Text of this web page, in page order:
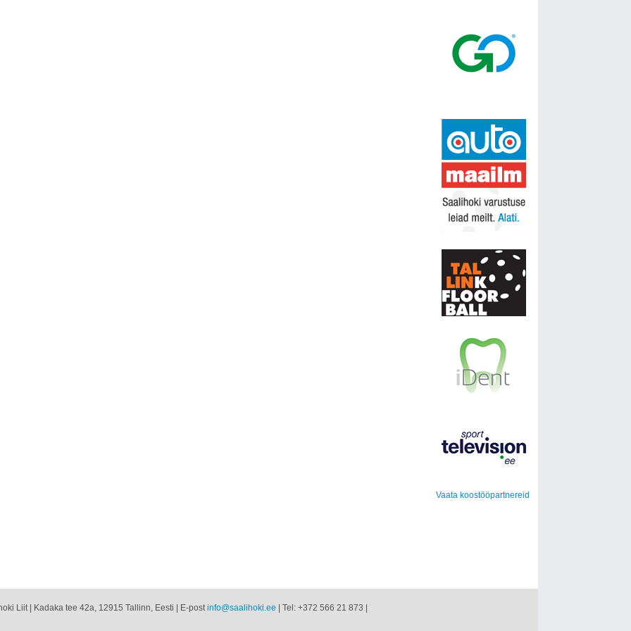
Vaata koostööpartnereid
Liit | Kadaka tee 42a, 12915 Tallinn, Eesti | E-postinfo@saalihoki.ee | Tel: +372 566 21 873 |